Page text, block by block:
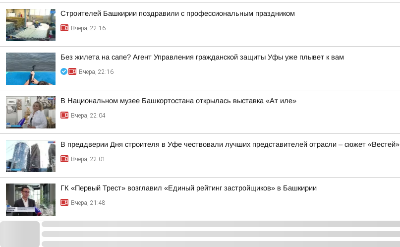
Строителей Башкирии поздравили с профессиональным праздником
Вчера, 22:16
Без жилета на сапе? Агент Управления гражданской защиты Уфы уже плывет к вам
Вчера, 22:16
В Национальном музее Башкортостана открылась выставка «Ат иле»
Вчера, 22:04
В преддверии Дня строителя в Уфе чествовали лучших представителей отрасли – сюжет «Вестей»
Вчера, 22:01
ГК «Первый Трест» возглавил «Единый рейтинг застройщиков» в Башкирии
Вчера, 21:48